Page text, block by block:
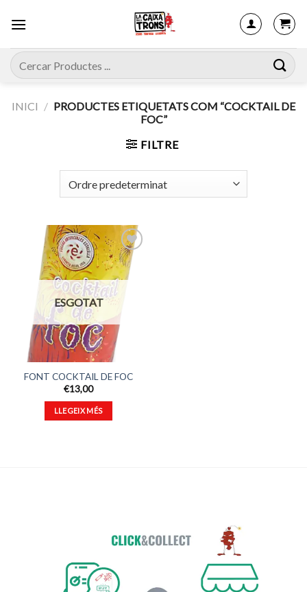
Cerca:
INICI / PRODUCTES ETIQUETATS COM “COCKTAIL DE
FOC”
FILTRE
Afegeix
favorits
ESGOTAT
FONT COCKTAIL DE FOC
€13,00
LLEGEIX MÉS